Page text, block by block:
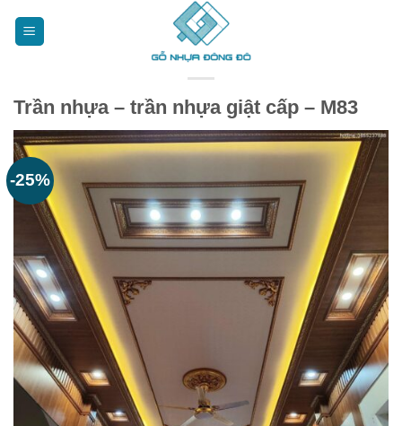
Trần nhựa – trần nhựa giật cấp – M83
-25%